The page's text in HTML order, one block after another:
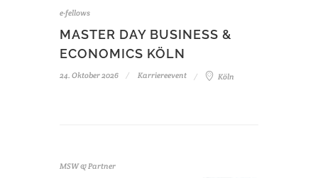
e-fellows
MASTER DAY BUSINESS &
ECONOMICS KÖLN
24. Oktober 2026 Karriereevent Köln
MSW & Partner